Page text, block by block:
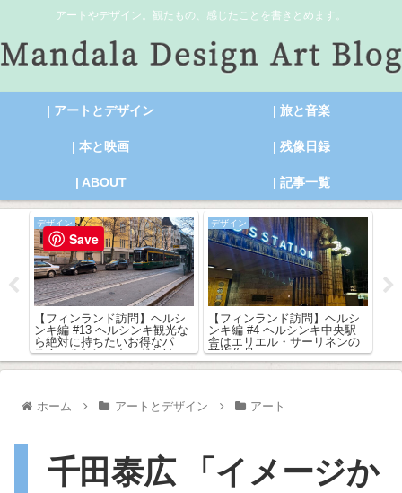
アートやデザイン。観たもの、感じたことを書きとめます。
| アートとデザイン | 旅と音楽
| 本と映画 | 残像日録
| ABOUT | 記事一覧
デザイン
【フィンランド訪問】ヘルシ
ンキ編 #13 ヘルシンキ観光な
ら絶対に持ちたいお得なパ
ス！ヘルシンキカードとは
デザイン
【フィンランド訪問】ヘルシ
ンキ編 #4 ヘルシンキ中央駅
舎はエリエル・サーリネンの
芸術作品
ト
ホーム アートとデザイン アート
千田泰広 「イメージか
Save